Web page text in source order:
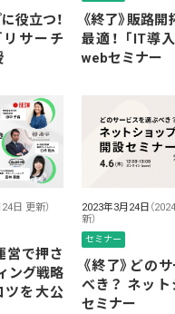
役立つ！
リサーチ
《終了》販路開
最適！ 「IT導
webセミナー
日 更新）
営で押さ
ング戦略
ツを大公
2023年3月24日 （
新）
セミナー
《終了》どの
べき？ ネッ
セミナー